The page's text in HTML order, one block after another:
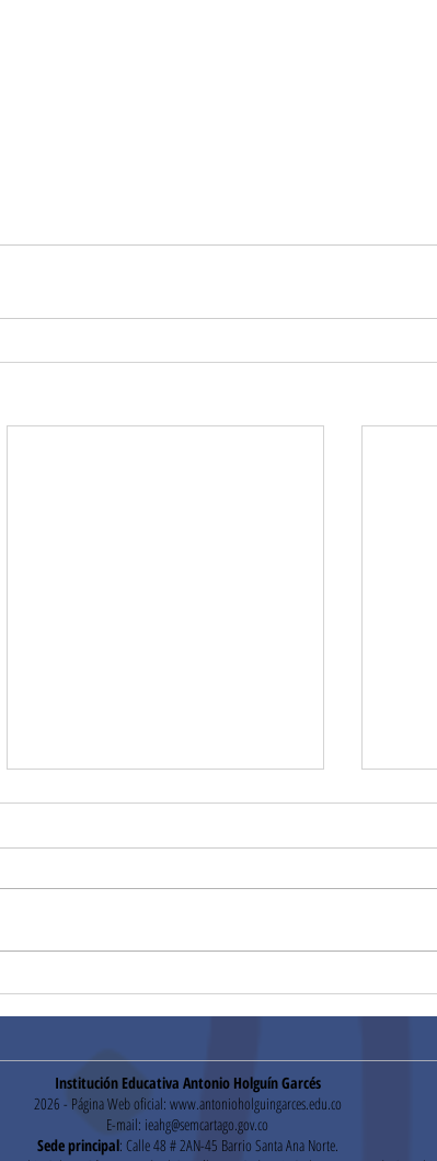
Pruebas Institucionales
Institución Educativa Antonio Holguín Garcés
2026 - Página Web oficial: www.antonioholguingarces.edu.co
E-mail: ieahg@semcartago.gov.co
Sede principal: Calle 48 # 2AN-45 Barrio Santa Ana Norte.